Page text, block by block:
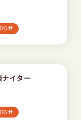
らせ
イター
らせ